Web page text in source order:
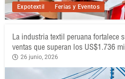
Expotextil Ferias y Eventos
La industria textil peruana fortalece
ventas que superan los US$1.736
26 junio, 2026